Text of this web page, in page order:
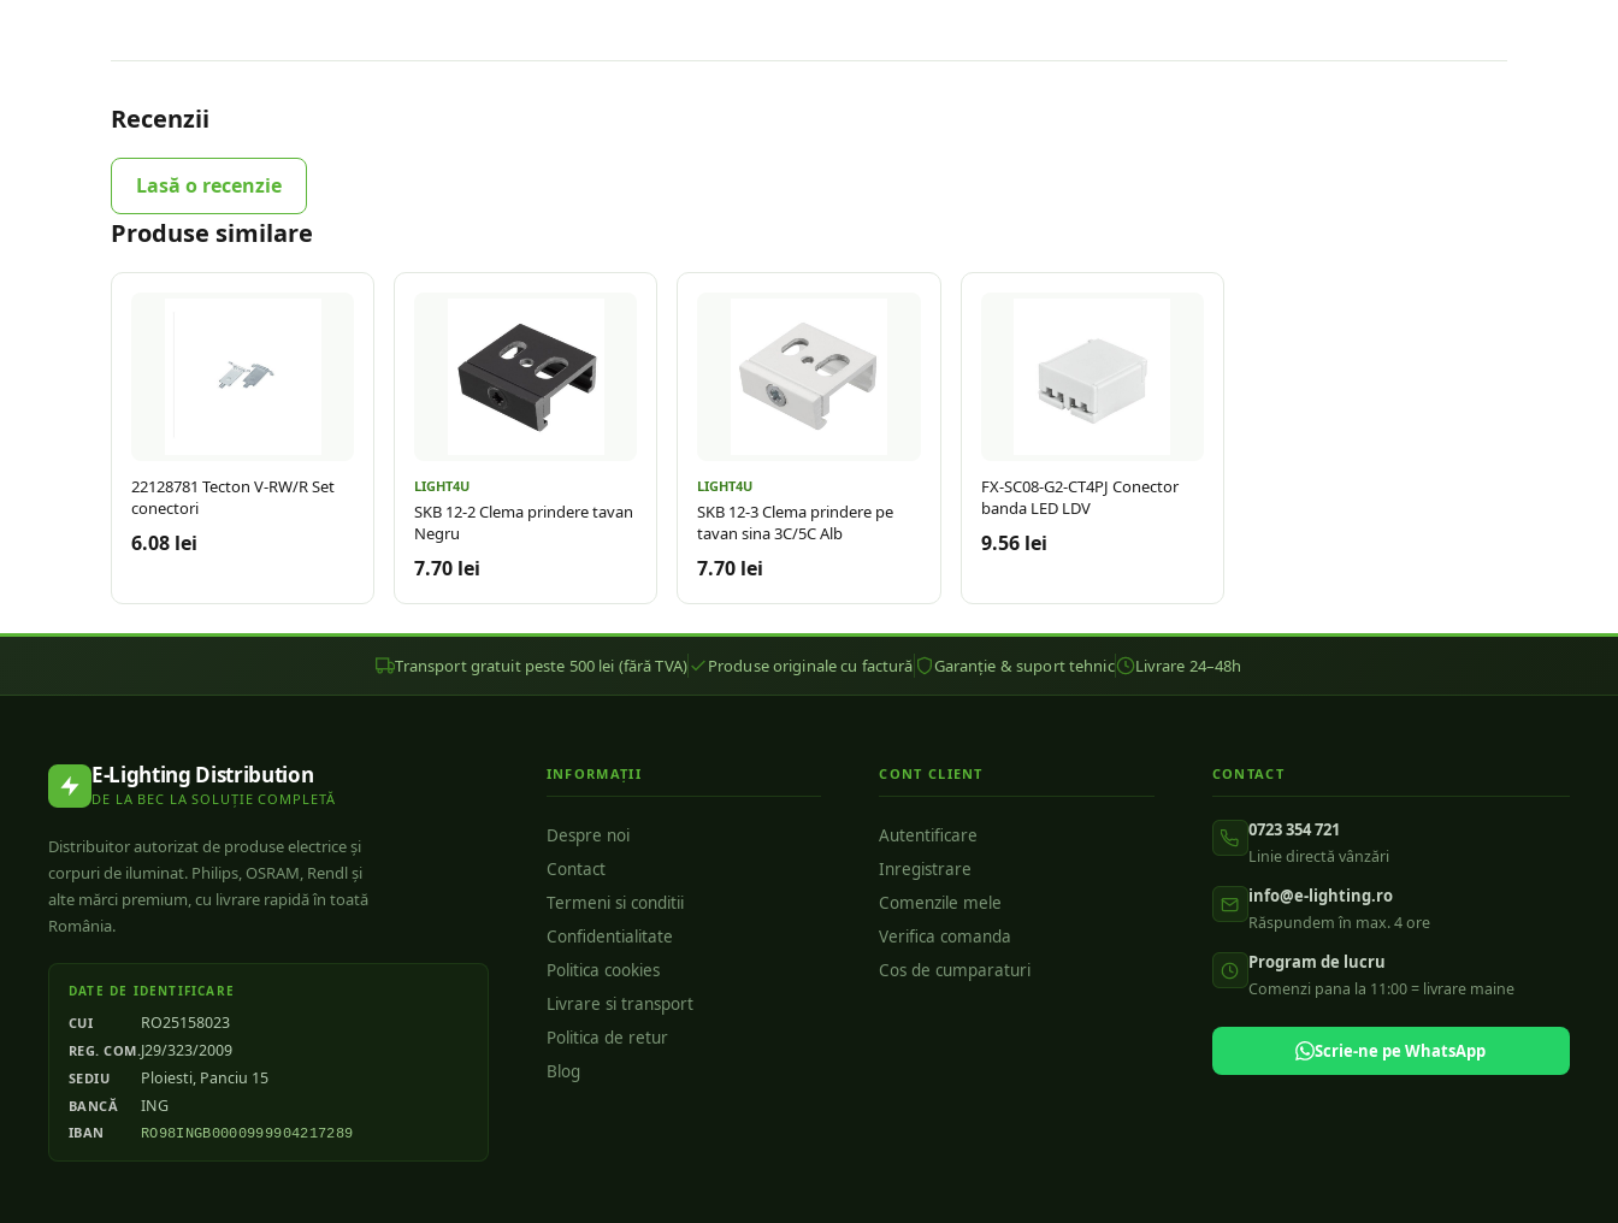
Recenzii
Lasă o recenzie
Produse similare
22128781 Tecton V-RW/R Set
conectori
6.08 lei
LIGHT4U
SKB 12-2 Clema prindere tavan
Negru
7.70 lei
LIGHT4U
SKB 12-3 Clema prindere pe
tavan sina 3C/5C Alb
7.70 lei
FX-SC08-G2-CT4PJ Conector
banda LED LDV
9.56 lei
Transport gratuit peste 500 lei (fără TVA) Produse originale cu factură Garanție & suport tehnic Livrare 24–48h
E-Lighting Distribution
DE LA BEC LA SOLUȚIE COMPLETĂ
Distribuitor autorizat de produse electrice și
corpuri de iluminat. Philips, OSRAM, Rendl și
alte mărci premium, cu livrare rapidă în toată
România.
DATE DE IDENTIFICARE
CUI RO25158023
REG. COM.J29/323/2009
SEDIU Ploiesti, Panciu 15
BANCĂ ING
IBAN RO98INGB0000999904217289
INFORMAȚII
Despre noi
Contact
Termeni si conditii
Confidentialitate
Politica cookies
Livrare si transport
Politica de retur
Blog
CONT CLIENT
Autentificare
Inregistrare
Comenzile mele
Verifica comanda
Cos de cumparaturi
CONTACT
0723 354 721
Linie directă vânzări
info@e-lighting.ro
Răspundem în max. 4 ore
Program de lucru
Comenzi pana la 11:00 = livrare maine
Scrie-ne pe WhatsApp